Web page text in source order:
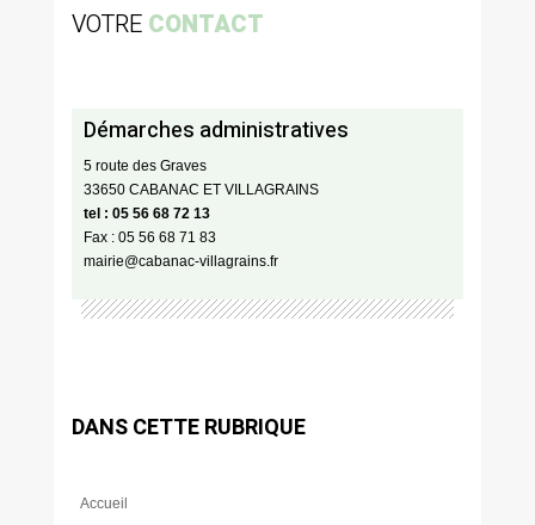
VOTRE CONTACT
Démarches administratives
5 route des Graves
33650 CABANAC ET VILLAGRAINS
tel : 05 56 68 72 13
Fax : 05 56 68 71 83
mairie@cabanac-villagrains.fr
DANS CETTE RUBRIQUE
Accueil